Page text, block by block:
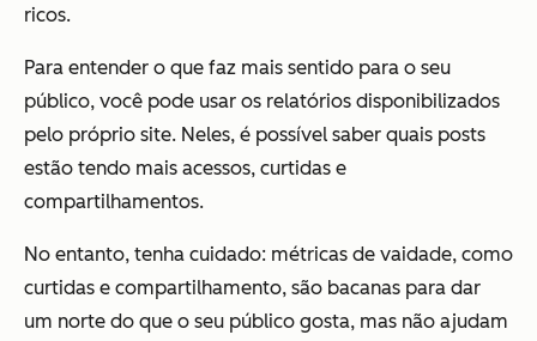
ricos.
Para entender o que faz mais sentido para o seu
público, você pode usar os relatórios disponibilizados
pelo próprio site. Neles, é possível saber quais posts
estão tendo mais acessos, curtidas e
compartilhamentos.
No entanto, tenha cuidado: métricas de vaidade, como
curtidas e compartilhamento, são bacanas para dar
um norte do que o seu público gosta, mas não ajudam